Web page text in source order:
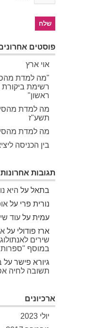
פוסטים
אוי ארץ
רשימת
ראשון"
מה למדת
תשע"ז
מה למדת
בין הכניסה
תגובות אחרונות
בתאל על היא
נורית פרי על
עמית על עוד
ארז פודולי על
שירים
במוסף
גיורא פישר על
תשובה לחיה
ארכיונים
יולי 2023